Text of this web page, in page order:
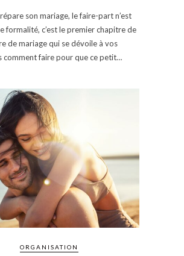
son mariage, le faire-part n’est
formalité, c’est le premier chapitre de
de mariage qui se dévoile à vos
comment faire pour que ce petit…
ORGANISATION